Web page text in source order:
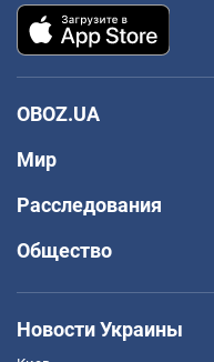
OBOZ.UA
Мир
Расследования
Общество
Новости Украины